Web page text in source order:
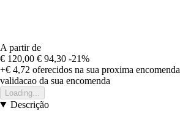
A partir de
€ 120,00 € 94,30 -21%
+€ 4,72 oferecidos na sua proxima encomenda
validacao da sua encomenda
Loading...
Descrição